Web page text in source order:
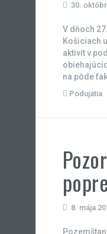
30.
V dňoch
Košiciach
aktivít v
na pôde
Podujatia
8. mája